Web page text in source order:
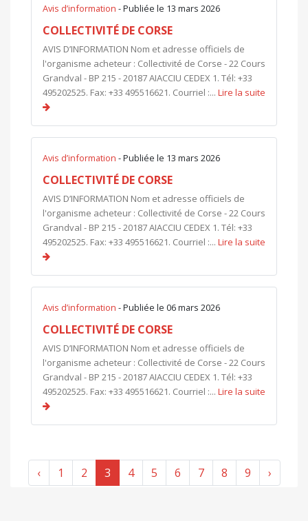
Avis d’information - Publiée le 13 mars 2026
COLLECTIVITÉ DE CORSE
AVIS D’INFORMATION Nom et adresse officiels de
l'organisme acheteur : Collectivité de Corse - 22 Cours
Grandval - BP 215 - 20187 AIACCIU CEDEX 1. Tél: +33
495202525. Fax: +33 495516621. Courriel :... Lire la suite
Avis d’information - Publiée le 13 mars 2026
COLLECTIVITÉ DE CORSE
AVIS D’INFORMATION Nom et adresse officiels de
l'organisme acheteur : Collectivité de Corse - 22 Cours
Grandval - BP 215 - 20187 AIACCIU CEDEX 1. Tél: +33
495202525. Fax: +33 495516621. Courriel :... Lire la suite
Avis d’information - Publiée le 06 mars 2026
COLLECTIVITÉ DE CORSE
AVIS D’INFORMATION Nom et adresse officiels de
l'organisme acheteur : Collectivité de Corse - 22 Cours
Grandval - BP 215 - 20187 AIACCIU CEDEX 1. Tél: +33
495202525. Fax: +33 495516621. Courriel :... Lire la suite
‹ 1 2 3 4 5 6 7 8 9 ›